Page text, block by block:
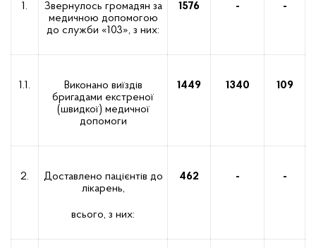
1.
Звернулось громадян за
медичною допомогою
до служби «103», з них:
1576 - -
1.1.
Виконано виїздів
бригадами екстреної
(швидкої) медичної
допомоги
1449 1340 109
2.
Доставлено пацієнтів до
лікарень,
всього, з них:
462 - -